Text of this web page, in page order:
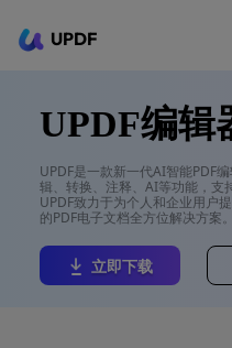
UPDF
AI Agents
用户指南
升级会员
UPDF编辑
UPDF是一款新一代AI智能PDF
辑、转换、注释、AI等功能，支
UPDF致力于为个人和企业用户
的PDF电子文档全方位解决方案。
立即下载